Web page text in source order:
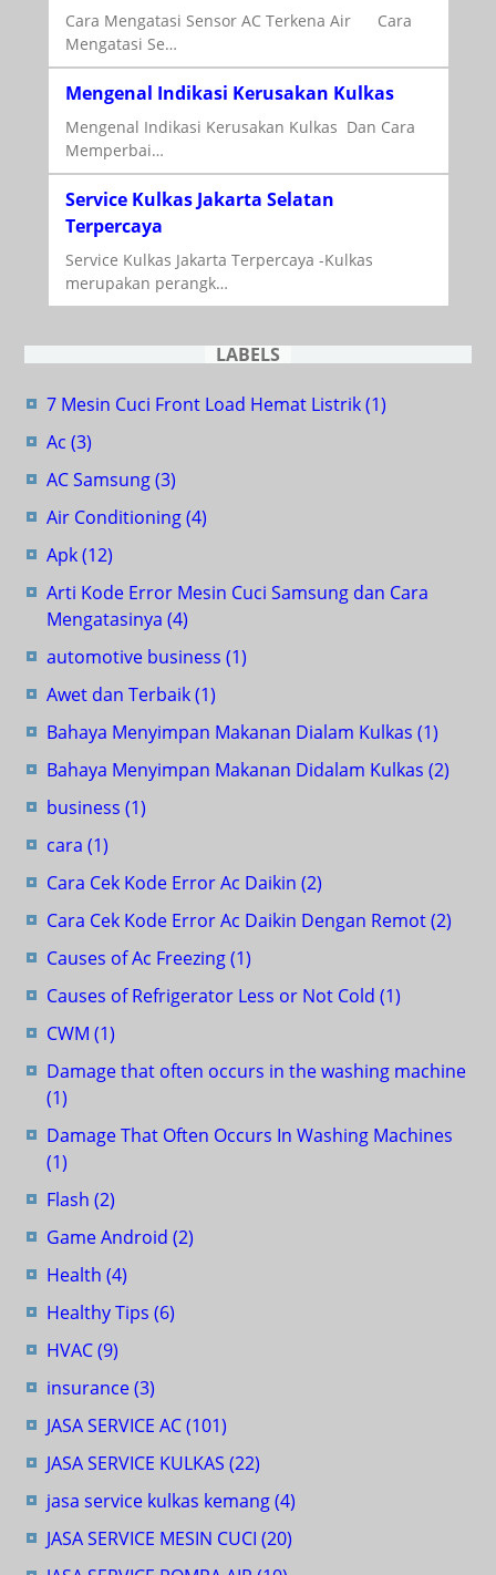
Cara Mengatasi Sensor AC Terkena Air Cara
Mengatasi Se…
Mengenal Indikasi Kerusakan Kulkas
Mengenal Indikasi Kerusakan Kulkas Dan Cara
Memperbai…
Service Kulkas Jakarta Selatan
Terpercaya
Service Kulkas Jakarta Terpercaya -Kulkas
merupakan perangk…
LABELS
7 Mesin Cuci Front Load Hemat Listrik(1)
Ac (3)
AC Samsung(3)
Air Conditioning(4)
Apk(12)
Arti Kode Error Mesin Cuci Samsung dan Cara
Mengatasinya (4)
automotive business (1)
Awet dan Terbaik(1)
Bahaya Menyimpan Makanan Dialam Kulkas (1)
Bahaya Menyimpan Makanan Didalam Kulkas (2)
business (1)
cara (1)
Cara Cek Kode Error Ac Daikin (2)
Cara Cek Kode Error Ac Daikin Dengan Remot(2)
Causes of Ac Freezing(1)
Causes of Refrigerator Less or Not Cold (1)
CWM (1)
Damage that often occurs in the washing machine
(1)
Damage That Often Occurs In Washing Machines
(1)
Flash (2)
Game Android (2)
Health (4)
Healthy Tips (6)
HVAC(9)
insurance(3)
JASA SERVICE AC(101)
JASA SERVICE KULKAS (22)
jasa service kulkas kemang(4)
JASA SERVICE MESIN CUCI (20)